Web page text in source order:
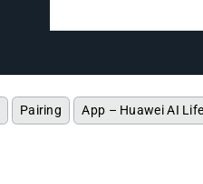
Pairing
App – Huawei AI Life